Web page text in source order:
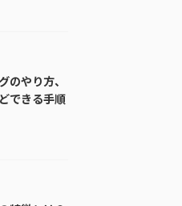
のやり方、
できる手順